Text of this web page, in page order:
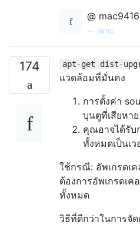
@
jarno
174 apt-get dist-
แวดล้อมที่มั่นคง
การตั้งค่า
บุนตูที่เสียหาย
คุณอาจได้รับ
ทั้งหมดเป็นเ
ใช้กรณี: อัพเกรดเ
ต้องการอัพเกรดเค
ทั้งหมด
วิธีที่ดีกว่าในการจั